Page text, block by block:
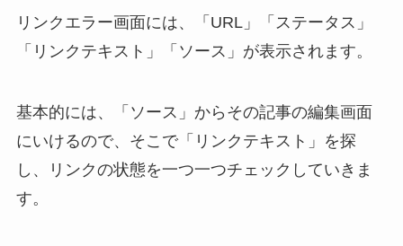
リンクエラー画面には、「URL」「ステータス」
「リンクテキスト」「ソース」が表示されます。
基本的には、
「ソース」からその記事の編集画面
にいけるので、そこで「リンクテキスト」を探
し、リンクの状態を一つ一つチェックしていきま
す。